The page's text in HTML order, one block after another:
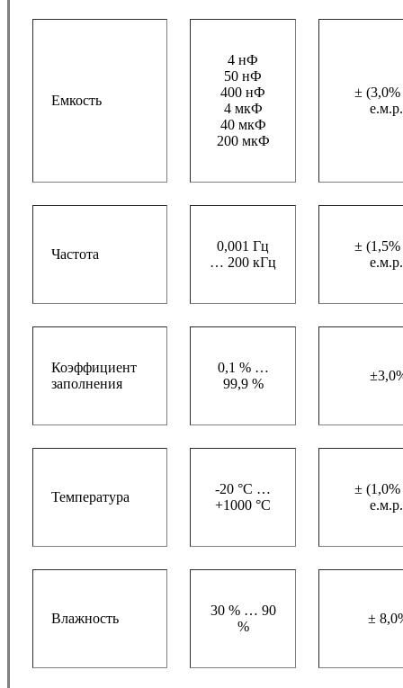
Емкость
4 нФ
50 нФ
400 нФ
4 мкФ
40 мкФ
200 мкФ
± (3,0%
Частота
0,001 Гц
… 200 кГц
± (1,5%
Коэффициент
заполнения
0,1 % …
99,9 %
Температура
-20 °C …
+1000 °C
± (1,0%
Влажность
30 % … 90
%
±